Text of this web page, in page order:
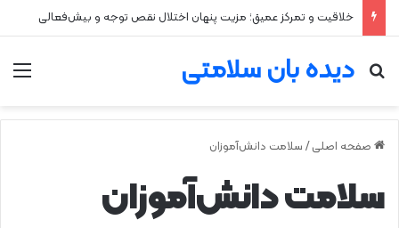
خلاقیت و تمرکز عمیق؛ مزیت پنهان اختلال نقص توجه و بیش‌فعالی
دیده بان سلامتی
جستجو برای
صفحه اصلی / سلامت دانش‌آموزان
سلامت دانش‌آموزان